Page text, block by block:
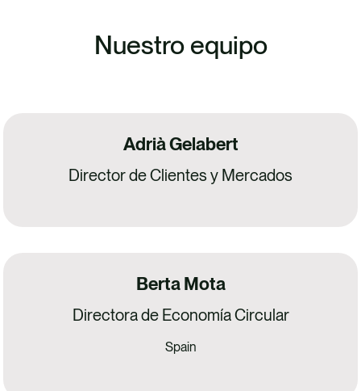
Nuestro equipo
Adrià Gelabert
Director de Clientes y Mercados
Berta Mota
Directora de Economía Circular
Spain